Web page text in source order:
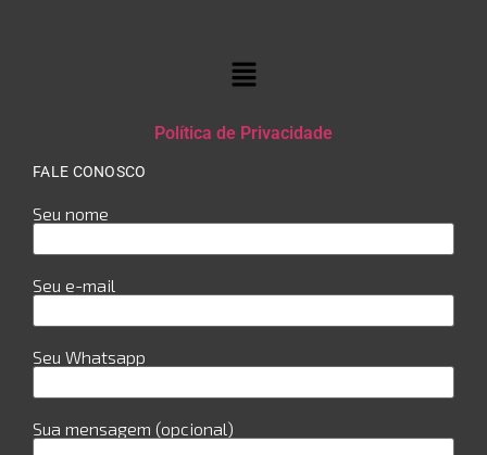
Política de Privacidade
FALE CONOSCO
Seu nome
Seu e-mail
Seu Whatsapp
Sua mensagem (opcional)